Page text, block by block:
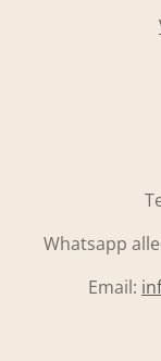
Whatsapp
Email: